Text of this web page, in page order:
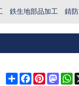
鉄生地部品加工 錆防
ShareFacebookPinterest